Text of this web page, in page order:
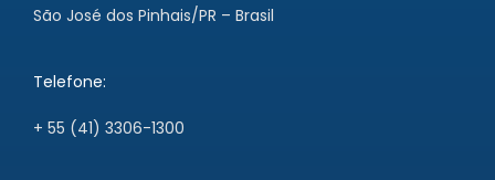
São José dos Pinhais/PR – Brasil
Telefone:
+ 55 (41) 3306-1300